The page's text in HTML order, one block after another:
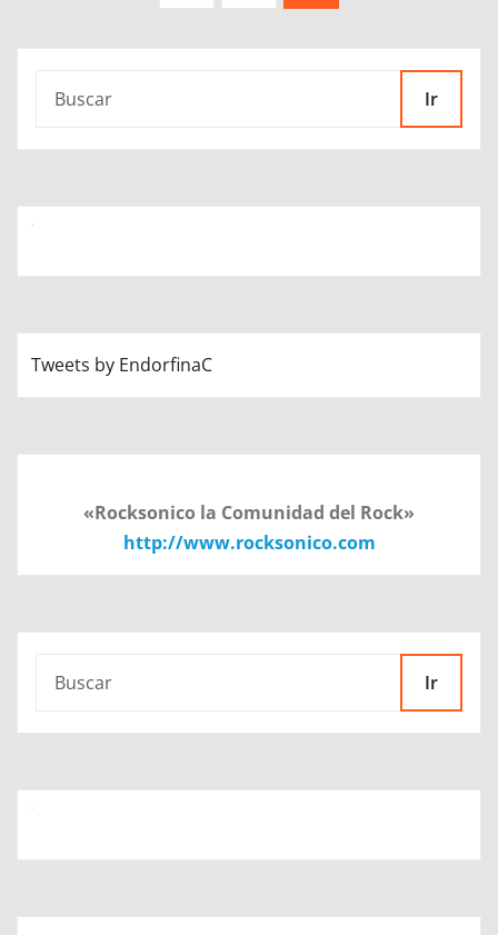
Ir
Tweets by EndorfinaC
«Rocksonico la Comunidad del Rock»
http://www.rocksonico.com
Ir